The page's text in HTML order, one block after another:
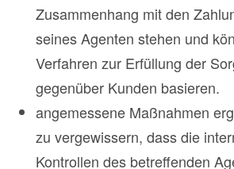
Zusammenhang mit den
seines Agenten stehen und
Verfahren zur Erfüllung der
gegenüber Kunden basieren.
angemessene Maßnahmen
zu vergewissern, dass die
Kontrollen des betreffenden